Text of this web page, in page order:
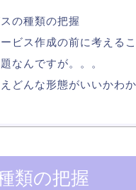
の種類の把握
ビス作成の前に考える
なんですが。。。
どんな形態がいいかわ
類の把握